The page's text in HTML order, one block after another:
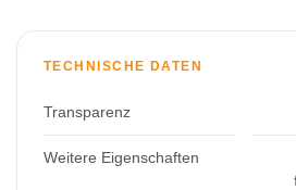
TECHNISCHE DATEN
Transparenz
Weitere Eigenschaften